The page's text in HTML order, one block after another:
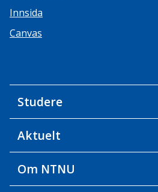
Innsida
Canvas
Studere
Aktuelt
Om NTNU